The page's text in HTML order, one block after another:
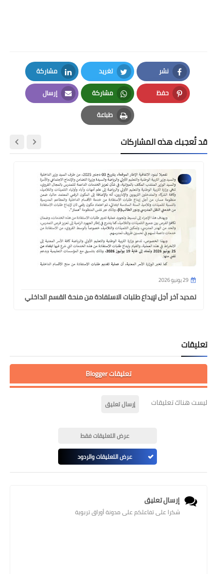
نشر
Facebook
تغريد
Twitter
مشاركة
LinkedIn
حفظ
Pinterest
مشاركة
Whatsapp
إرسال
Email
طباعة
Print
قد تُعجبك هذه المشاركات
....
29 يونيو 2026
تمديد آخر أجل لإيداع طلبات الاستفادة من منحة القسم الداخلي
تعليقات
تعليقات Blogger
ليست هناك تعليقات إرسال تعليق
عرض التعليقات فقط
عرض التعليقات والردود
إرسال تعليق
شكرا على تفاعلكم على مدونة أوراق تربوية